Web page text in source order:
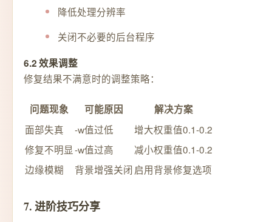
降低处理分辨率
关闭不必要的后台程序
6.2 效果调整
修复结果不满意时的调整策略：
问题现象 可能原因
解决方案
面部失真
-w值过低
增大权重值0.1-0.2
修复不明显-w值过高
减小权重值0.1-0.2
边缘模糊
背景增强关闭启用背景修复选项
7. 进阶技巧分享